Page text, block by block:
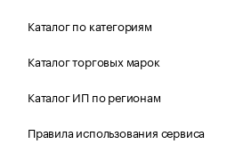
Каталог по категориям
Каталог торговых марок
Каталог ИП по регионам
Правила использования сервиса